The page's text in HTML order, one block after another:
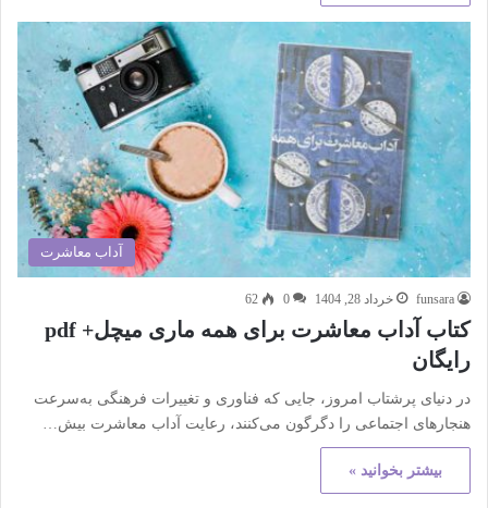
آداب معاشرت
funsara خرداد 28, 1404 0
62
کتاب آداب معاشرت برای همه ماری میچل+ pdf
رایگان
در دنیای پرشتاب امروز، جایی که فناوری و تغییرات فرهنگی به‌سرعت
هنجارهای اجتماعی را دگرگون می‌کنند، رعایت آداب معاشرت بیش…
بیشتر بخوانید »